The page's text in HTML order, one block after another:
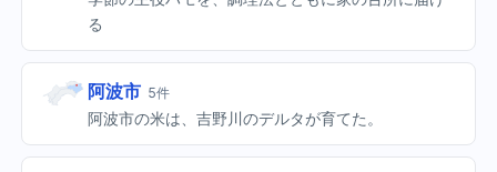
る
阿波市 5件
阿波市の米は、吉野川のデルタが育てた。